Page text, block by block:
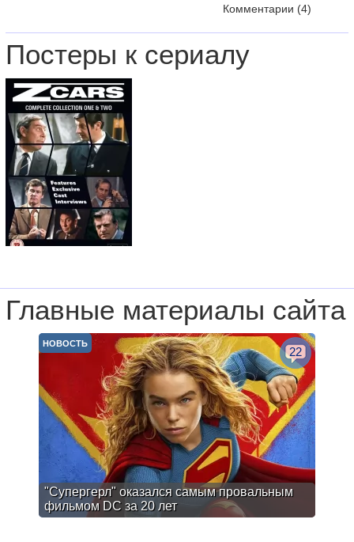
Комментарии (4)
Постеры к сериалу
Главные материалы сайта
"Супергерл" оказался самым провальным
фильмом DC за 20 лет
НОВОСТЬ
22